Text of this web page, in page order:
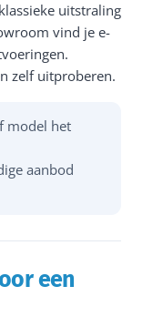
uitstraling
vind je e-
zelf uitproberen.
model het
aanbod
een